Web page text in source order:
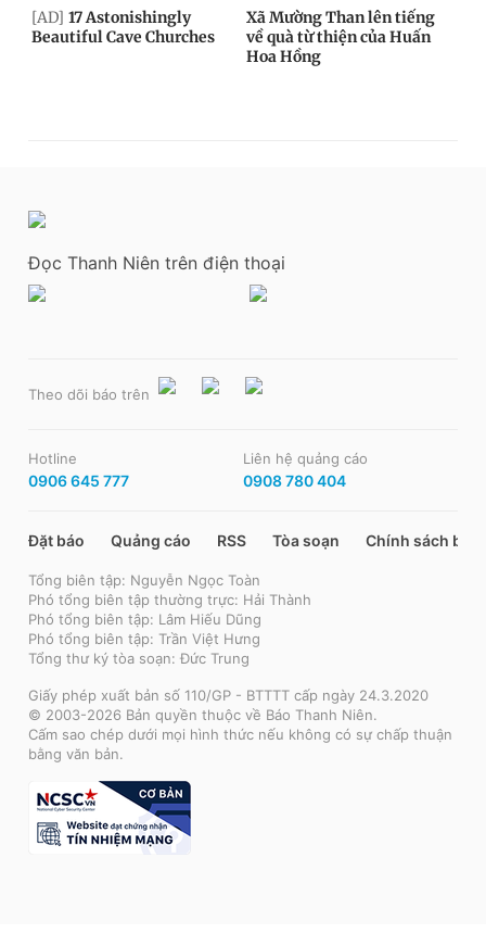
Đọc Thanh Niên trên điện thoại
Theo dõi báo trên
Hotline
0906 645 777
Liên hệ quảng cáo
0908 780 404
Đặt báo Quảng cáo RSS Tòa soạn Chính sách bảo
Tổng biên tập: Nguyễn Ngọc Toàn
Phó tổng biên tập thường trực: Hải Thành
Phó tổng biên tập: Lâm Hiếu Dũng
Phó tổng biên tập: Trần Việt Hưng
Tổng thư ký tòa soạn: Đức Trung
Giấy phép xuất bản số 110/GP - BTTTT cấp ngày 24.3.2020
© 2003-2026 Bản quyền thuộc về Báo Thanh Niên.
Cấm sao chép dưới mọi hình thức nếu không có sự chấp thuận
bằng văn bản.